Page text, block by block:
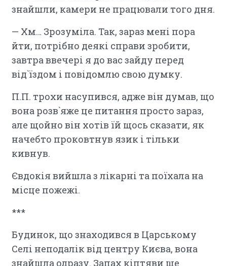
знайшли, камери не працювали того дня.
— Хм… Зрозуміла. Так, зараз мені пора
йти, потрібно деякі справи зробити,
завтра ввечері я до вас зайду перед
від`їздом і повідомлю свою думку.
П.П. трохи насупився, адже він думав, що
вона розв`яже це питання просто зараз,
але щойно він хотів їй щось сказати, як
начебто проковтнув язик і тільки
кивнув.
Євдокія вийшла з лікарні та поїхала на
місце пожежі.
***
Будинок, що знаходився в Царському
Селі неподалік від центру Києва, вона
знайшла одразу. Запах кіптяви ще